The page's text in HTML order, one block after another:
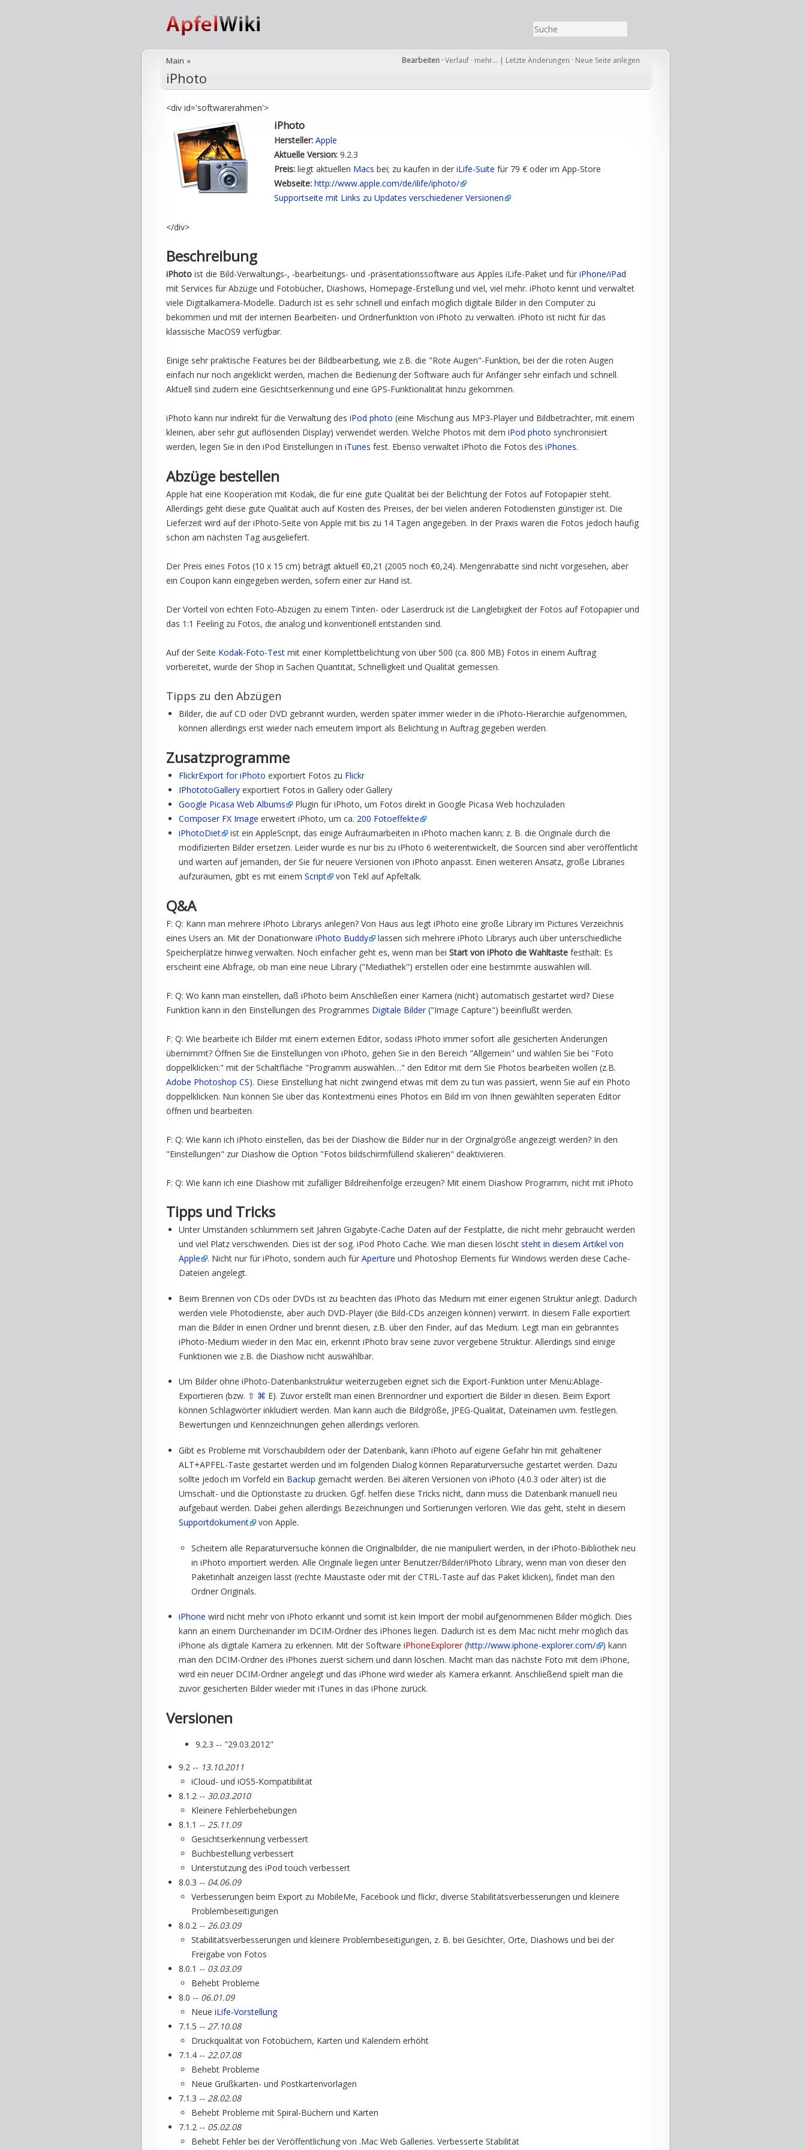
Bearbeiten ·Verlauf · mehr… | Letzte Änderungen · Neue Seite anlegen
Main »
iPhoto
<div id='softwarerahmen'>
iPhoto
Hersteller: Apple
Aktuelle Version: 9.2.3
Preis: liegt aktuellen Macs bei; zu kaufen in der iLife-Suite für 79 € oder im App-Store
Webseite: http://www.apple.com/de/ilife/iphoto/
Supportseite mit Links zu Updates verschiedener Versionen
</div>
Beschreibung
iPhoto ist die Bild-Verwaltungs-, -bearbeitungs- und -präsentationssoftware aus Apples iLife-Paket und für iPhone/iPad
mit Services für Abzüge und Fotobücher, Diashows, Homepage-Erstellung und viel, viel mehr. iPhoto kennt und verwaltet
viele Digitalkamera-Modelle. Dadurch ist es sehr schnell und einfach möglich digitale Bilder in den Computer zu
bekommen und mit der internen Bearbeiten- und Ordnerfunktion von iPhoto zu verwalten. iPhoto ist nicht für das
klassische MacOS9 verfügbar.
Einige sehr praktische Features bei der Bildbearbeitung, wie z.B. die "Rote Augen"-Funktion, bei der die roten Augen
einfach nur noch angeklickt werden, machen die Bedienung der Software auch für Anfänger sehr einfach und schnell.
Aktuell sind zudem eine Gesichtserkennung und eine GPS-Funktionalität hinzu gekommen.
iPhoto kann nur indirekt für die Verwaltung des iPod photo (eine Mischung aus MP3-Player und Bildbetrachter, mit einem
kleinen, aber sehr gut auflösenden Display) verwendet werden. Welche Photos mit dem iPod photo synchronisiert
werden, legen Sie in den iPod Einstellungen in iTunes fest. Ebenso verwaltet iPhoto die Fotos des iPhones.
Abzüge bestellen
Apple hat eine Kooperation mit Kodak, die für eine gute Qualität bei der Belichtung der Fotos auf Fotopapier steht.
Allerdings geht diese gute Qualität auch auf Kosten des Preises, der bei vielen anderen Fotodiensten günstiger ist. Die
Lieferzeit wird auf der iPhoto-Seite von Apple mit bis zu 14 Tagen angegeben. In der Praxis waren die Fotos jedoch häufig
schon am nächsten Tag ausgeliefert.
Der Preis eines Fotos (10 x 15 cm) beträgt aktuell €0,21 (2005 noch €0,24). Mengenrabatte sind nicht vorgesehen, aber
ein Coupon kann eingegeben werden, sofern einer zur Hand ist.
Der Vorteil von echten Foto-Abzügen zu einem Tinten- oder Laserdruck ist die Langlebigkeit der Fotos auf Fotopapier und
das 1:1 Feeling zu Fotos, die analog und konventionell entstanden sind.
Auf der Seite Kodak-Foto-Test mit einer Komplettbelichtung von über 500 (ca. 800 MB) Fotos in einem Auftrag
vorbereitet, wurde der Shop in Sachen Quantität, Schnelligkeit und Qualität gemessen.
Tipps zu den Abzügen
Bilder, die auf CD oder DVD gebrannt wurden, werden später immer wieder in die iPhoto-Hierarchie aufgenommen,
können allerdings erst wieder nach erneutem Import als Belichtung in Auftrag gegeben werden.
Zusatzprogramme
FlickrExport for iPhoto exportiert Fotos zu Flickr
IPhototoGallery exportiert Fotos in Gallery oder Gallery
Google Picasa Web Albums
Plugin für iPhoto, um Fotos direkt in Google Picasa Web hochzuladen
Composer FX Image erweitert iPhoto, um ca. 200 Fotoeffekte
iPhotoDiet
ist ein AppleScript, das einige Aufräumarbeiten in iPhoto machen kann; z. B. die Originale durch die
modifizierten Bilder ersetzen. Leider wurde es nur bis zu iPhoto 6 weiterentwickelt, die Sourcen sind aber veröffentlicht
und warten auf jemanden, der Sie für neuere Versionen von iPhoto anpasst. Einen weiteren Ansatz, große Libraries
aufzuräumen, gibt es mit einem Script von Tekl auf Apfeltalk.
Q&A
F: Q: Kann man mehrere iPhoto Librarys anlegen? Von Haus aus legt iPhoto eine große Library im Pictures Verzeichnis
eines Users an. Mit der Donationware iPhoto Buddy
lassen sich mehrere iPhoto Librarys auch über unterschiedliche
Speicherplätze hinweg verwalten. Noch einfacher geht es, wenn man bei Start von iPhoto die Wahltaste festhält: Es
erscheint eine Abfrage, ob man eine neue Library ("Mediathek") erstellen oder eine bestimmte auswählen will.
F: Q: Wo kann man einstellen, daß iPhoto beim Anschließen einer Kamera (nicht) automatisch gestartet wird? Diese
Funktion kann in den Einstellungen des Programmes Digitale Bilder("Image Capture") beeinflußt werden.
F: Q: Wie bearbeite ich Bilder mit einem externen Editor, sodass iPhoto immer sofort alle gesicherten Änderungen
übernimmt? Öffnen Sie die Einstellungen von iPhoto, gehen Sie in den Bereich "Allgemein" und wählen Sie bei "Foto
doppelklicken:" mit der Schaltfläche "Programm auswählen…" den Editor mit dem Sie Photos bearbeiten wollen (z.B.
Adobe Photoshop CS). Diese Einstellung hat nicht zwingend etwas mit dem zu tun was passiert, wenn Sie auf ein Photo
doppelklicken. Nun können Sie über das Kontextmenü eines Photos ein Bild im von Ihnen gewählten seperaten Editor
öffnen und bearbeiten.
F: Q: Wie kann ich iPhoto einstellen, das bei der Diashow die Bilder nur in der Orginalgröße angezeigt werden? In den
"Einstellungen" zur Diashow die Option "Fotos bildschirmfüllend skalieren" deaktivieren.
F: Q: Wie kann ich eine Diashow mit zufälliger Bildreihenfolge erzeugen? Mit einem Diashow Programm, nicht mit iPhoto
Tipps und Tricks
Unter Umständen schlummern seit Jahren Gigabyte-Cache Daten auf der Festplatte, die nicht mehr gebraucht werden
und viel Platz verschwenden. Dies ist der sog. iPod Photo Cache. Wie man diesen löscht steht in diesem Artikel von
Apple
. Nicht nur für iPhoto, sondern auch für Aperture und Photoshop Elements für Windows werden diese Cache-
Dateien angelegt.
Beim Brennen von CDs oder DVDs ist zu beachten das iPhoto das Medium mit einer eigenen Struktur anlegt. Dadurch
werden viele Photodienste, aber auch DVD-Player (die Bild-CDs anzeigen können) verwirrt. In diesem Falle exportiert
man die Bilder in einen Ordner und brennt diesen, z.B. über den Finder, auf das Medium. Legt man ein gebranntes
iPhoto-Medium wieder in den Mac ein, erkennt iPhoto brav seine zuvor vergebene Struktur. Allerdings sind einige
Funktionen wie z.B. die Diashow nicht auswählbar.
Um Bilder ohne iPhoto-Datenbankstruktur weiterzugeben eignet sich die Export-Funktion unter Menü:Ablage-
Exportieren (bzw. ⇧ ⌘ E). Zuvor erstellt man einen Brennordner und exportiert die Bilder in diesen. Beim Export
können Schlagwörter inkludiert werden. Man kann auch die Bildgröße, JPEG-Qualität, Dateinamen uvm. festlegen.
Bewertungen und Kennzeichnungen gehen allerdings verloren.
Gibt es Probleme mit Vorschaubildern oder der Datenbank, kann iPhoto auf eigene Gefahr hin mit gehaltener
ALT+APFEL-Taste gestartet werden und im folgenden Dialog können Reparaturversuche gestartet werden. Dazu
sollte jedoch im Vorfeld ein Backup gemacht werden. Bei älteren Versionen von iPhoto (4.0.3 oder älter) ist die
Umschalt- und die Optionstaste zu drücken. Ggf. helfen diese Tricks nicht, dann muss die Datenbank manuell neu
aufgebaut werden. Dabei gehen allerdings Bezeichnungen und Sortierungen verloren. Wie das geht, steht in diesem
Supportdokument
von Apple.
Scheitern alle Reparaturversuche können die Originalbilder, die nie manipuliert werden, in der iPhoto-Bibliothek neu
in iPhoto importiert werden. Alle Originale liegen unter Benutzer/Bilder/iPhoto Library, wenn man von dieser den
Paketinhalt anzeigen lässt (rechte Maustaste oder mit der CTRL-Taste auf das Paket klicken), findet man den
Ordner Originals.
iPhone wird nicht mehr von iPhoto erkannt und somit ist kein Import der mobil aufgenommenen Bilder möglich. Dies
kann an einem Durcheinander im DCIM-Ordner des iPhones liegen. Dadurch ist es dem Mac nicht mehr möglich das
iPhone als digitale Kamera zu erkennen. Mit der Software iPhoneExplorer(http://www.iphone-explorer.com/
) kann
man den DCIM-Ordner des iPhones zuerst sichern und dann löschen. Macht man das nächste Foto mit dem iPhone,
wird ein neuer DCIM-Ordner angelegt und das iPhone wird wieder als Kamera erkannt. Anschließend spielt man die
zuvor gesicherten Bilder wieder mit iTunes in das iPhone zurück.
Versionen
9.2.3 -- "29.03.2012"
9.2 -- 13.10.2011
iCloud- und iOS5-Kompatibilität
8.1.2 -- 30.03.2010
Kleinere Fehlerbehebungen
8.1.1 -- 25.11.09
Gesichtserkennung verbessert
Buchbestellung verbessert
Unterstützung des iPod touch verbessert
8.0.3 -- 04.06.09
Verbesserungen beim Export zu MobileMe, Facebook und flickr, diverse Stabilitätsverbesserungen und kleinere
Problembeseitigungen
8.0.2 -- 26.03.09
Stabilitätsverbesserungen und kleinere Problembeseitigungen, z. B. bei Gesichter, Orte, Diashows und bei der
Freigabe von Fotos
8.0.1 -- 03.03.09
Behebt Probleme
8.0 -- 06.01.09
Neue iLife-Vorstellung
7.1.5 -- 27.10.08
Druckqualität von Fotobüchern, Karten und Kalendern erhöht
7.1.4 -- 22.07.08
Behebt Probleme
Neue Grußkarten- und Postkartenvorlagen
7.1.3 -- 28.02.08
Behebt Probleme mit Spiral-Büchern und Karten
7.1.2 -- 05.02.08
Behebt Fehler bei der Veröffentlichung von .Mac Web Galleries. Verbesserte Stabilität